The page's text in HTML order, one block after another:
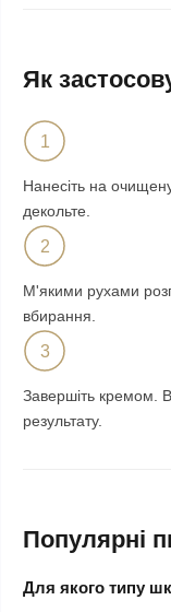
Як
1
Нанесіть на
декольте.
2
М'якими рухами
вбирання.
3
Завершіть кремом.
результату.
Популярні
Для якого типу